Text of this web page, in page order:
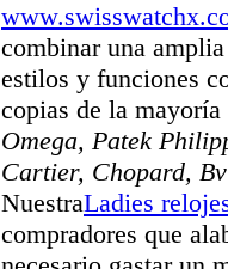
combinar una
estilos y funciones
copias de la
Omega, Patek
Cartier, Chopard,
NuestraLadies
compradores que